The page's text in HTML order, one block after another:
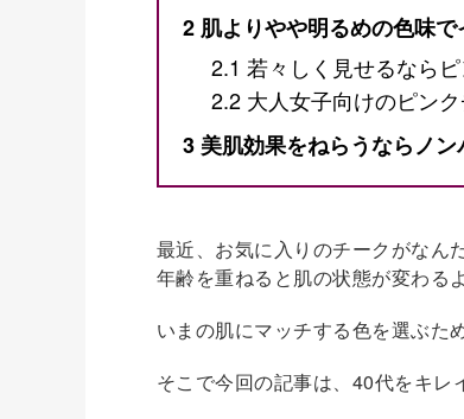
2肌よりやや明るめの色味
2.1 若々しく見せるなら
2.2 大人女子向けのピン
3美肌効果をねらうならノ
最近、お気に入りのチークがな
年齢を重ねると肌の状態が変わる
いまの肌にマッチする色を選ぶた
そこで今回の記事は、40代をキレ